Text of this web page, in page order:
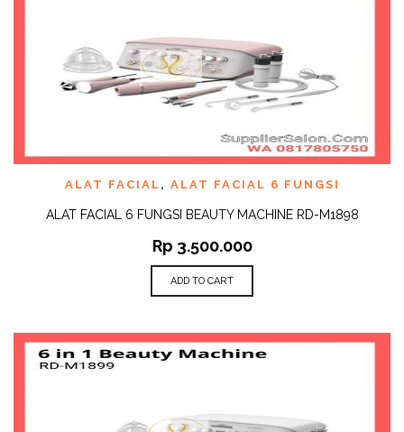
ALAT FACIAL , ALAT FACIAL 6 FUNGSI
ALAT FACIAL 6 FUNGSI BEAUTY MACHINE RD-M1898
Rp 3.500.000
ADD TO CART